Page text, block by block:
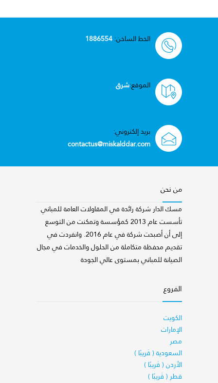
الخط الساخن:1886554
الموقع:شرق
بريد إلكتروني:
contactus@miskalddar.com
من نحن
مسك الدار شركة رائدة في المقاولات العامة للمباني
تأسست عام 2013 كمؤسسة وتمكنت من التوسع
إلى أن أصبحت شركة في عام 2016. وانفردت في
تقديم محفظة متكاملة من الحلول والخدمات في مجال
الصيانة للمباني بمستوى عالي الجودة
الفروع
الكويت
الإمارات
مصر
السعودية ( قَريبًا )
الأردن ( قَريبًا )
قطر ( قَريبًا )